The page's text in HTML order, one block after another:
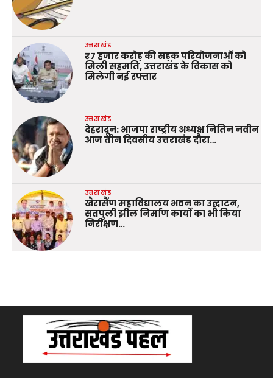
उत्तराखंड
₹7 हजार करोड़ की सड़क परियोजनाओं को
मिली सहमति, उत्तराखंड के विकास को
मिलेगी नई रफ्तार
उत्तराखंड
देहरादून: भाजपा राष्ट्रीय अध्यक्ष नितिन नवीन
आज तीन दिवसीय उत्तराखंड दौरा…
उत्तराखंड
खैरासैंण महाविद्यालय भवन का उद्घाटन,
सतपुली झील निर्माण कार्यों का भी किया
निरीक्षण…